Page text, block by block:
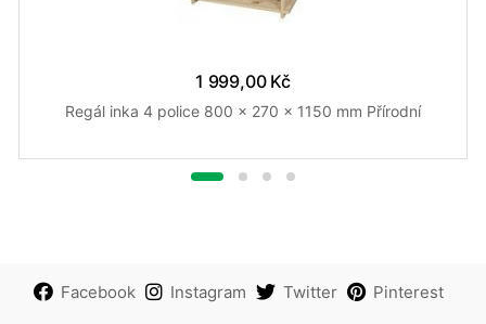
1 999,00 Kč
Regál inka 4 police 800 x 270 x 1150 mm Přírodní
Facebook Instagram Twitter Pinterest